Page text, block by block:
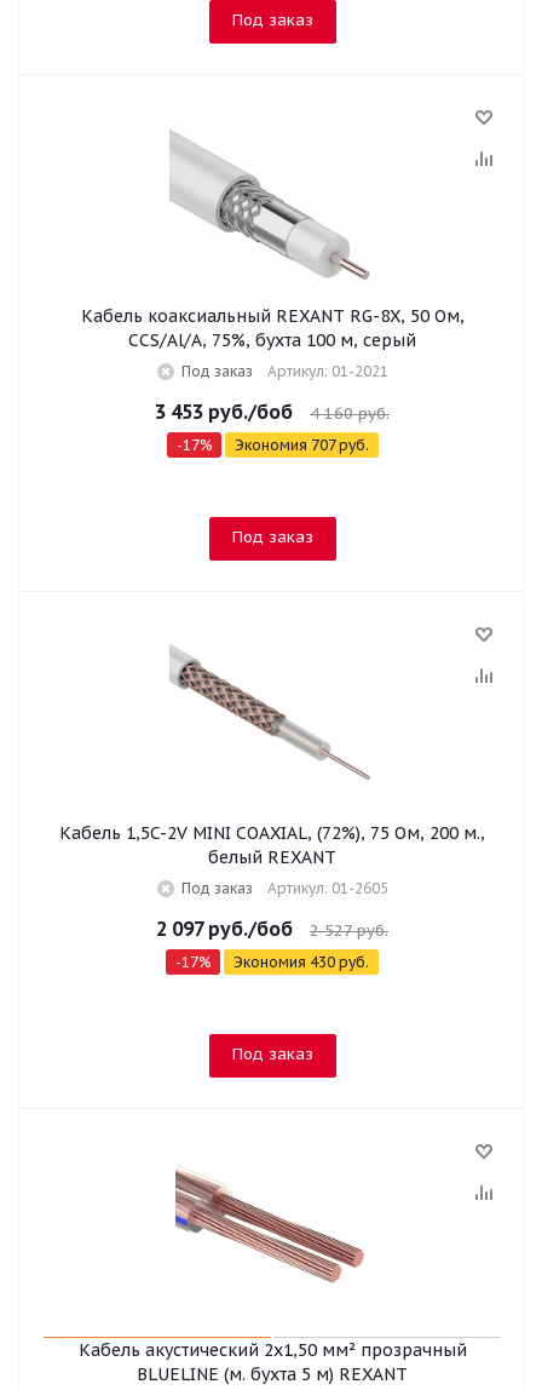
Под заказ
Кабель коаксиальный REXANT RG-8X, 50 Ом,
CCS/Al/A, 75%, бухта 100 м, серый
Под заказ Артикул: 01-2021
3 453 руб./боб 4 160руб.
-17% Экономия 707руб.
Под заказ
Кабель 1,5C-2V MINI COAXIAL, (72%), 75 Ом, 200 м.,
белый REXANT
Под заказ Артикул: 01-2605
2 097руб./боб 2 527руб.
-17% Экономия 430 руб.
Под заказ
Кабель акустический 2х1,50 мм² прозрачный
BLUELINE (м. бухта 5 м) REXANT